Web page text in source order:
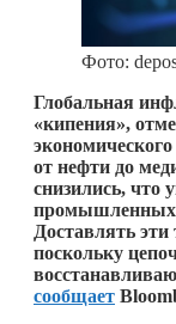
Фото:
Глобальная
«кипения»,
от нефти до
снизились, что
промышленных
Доставлять
поскольку
сообщает